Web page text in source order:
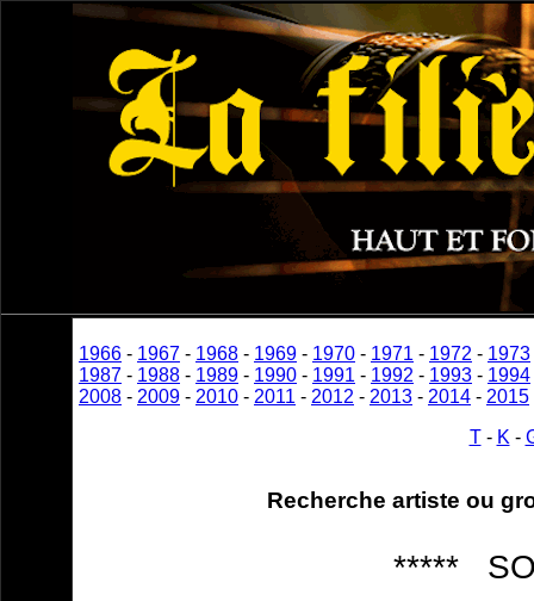
1966 - 1967 - 1968 - 1969 - 1970 - 1971 - 1972 - 1973
1987 - 1988 - 1989 - 1990 - 1991 - 1992 - 1993 - 1994
2008 - 2009 - 2010 - 2011 - 2012 - 2013 - 2014 - 2015
T- K -
Recherche artiste ou
*****